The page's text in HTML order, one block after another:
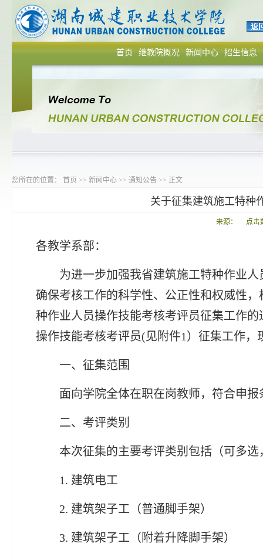
首页 继教院概况 新闻中心 招生信息
您所在的位置： 首页 >> 新闻中心 >> 通知公告 >> 正文
关于征集建筑施工特种
来源： 点击
各教学系部：
为进一步加强我省建筑施工特种作业
确保考核工作的科学性、公正性和权威性
种作业人员操作技能考核考评员征集工作
操作技能考核考评员(见附件1）征集工作，
一、征集范围
面向学院全体在职在岗教师，符合申
二、考评类别
本次征集的主要考评类别包括（可多选
1. 建筑电工
2. 建筑架子工（普通脚手架）
3. 建筑架子工（附着升降脚手架）